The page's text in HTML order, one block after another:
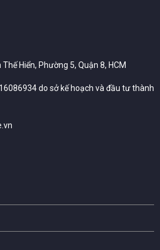
Hiển, Phường 5, Quận 8, HCM
do sở kế hoạch và đầu tư thành